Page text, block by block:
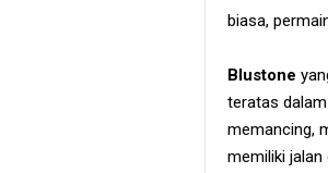
biasa,
Blustone
teratas
memancing,
memiliki